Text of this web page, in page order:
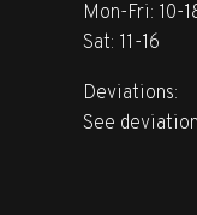
Mon-Fri: 10-
Sat: 11-16
Deviations:
See